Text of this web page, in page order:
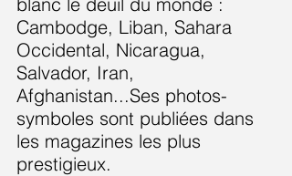
Cambodge, Liban, Sahara
Occidental, Nicaragua,
Salvador, Iran,
Afghanistan...Ses photos-
symboles sont publiées dans
les magazines les plus
prestigieux.